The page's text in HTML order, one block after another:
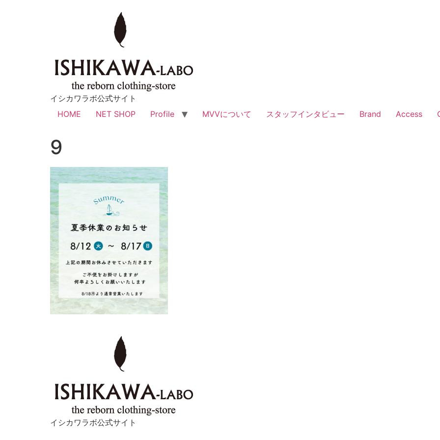
イシカワラボ公式サイト
HOME
NET SHOP Profile MVVについて スタッフインタビュー Brand Access
9
イシカワラボ公式サイト